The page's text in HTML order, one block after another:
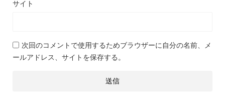
サイト
次回のコメントで使用するためブラウザーに自分の名前、メ
ールアドレス、サイトを保存する。